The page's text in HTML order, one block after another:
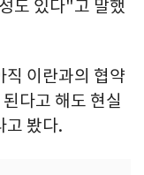
도 있다"고 말했
이란과의 협약
다고 해도 현실
고 봤다.